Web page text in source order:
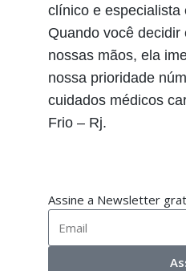
clínico e especialista
Quando você decidir
nossas mãos, ela
nossa prioridade
cuidados médicos
Frio – Rj.
Assine a Newsletter